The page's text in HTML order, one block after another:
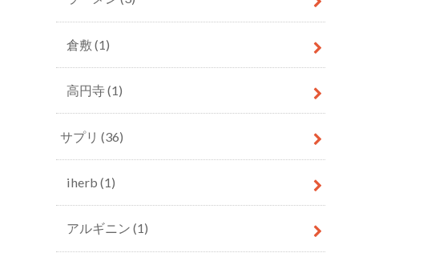
倉敷 (1)
高円寺(1)
サプリ (36)
iherb (1)
アルギニン (1)